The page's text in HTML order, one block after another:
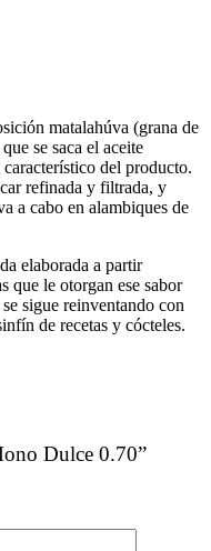
matalahúva (grana de
se saca el aceite
del producto.
refinada y filtrada, y
a cabo en alambiques de
elaborada a partir
que le otorgan ese sabor
sigue reinventando con
de recetas y cócteles.
Dulce 0.70”